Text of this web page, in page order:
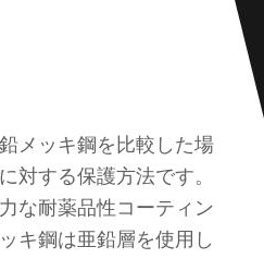
メッキ鋼を比較した場
対する保護方法です。
な耐薬品性コーティン
キ鋼は亜鉛層を使用し